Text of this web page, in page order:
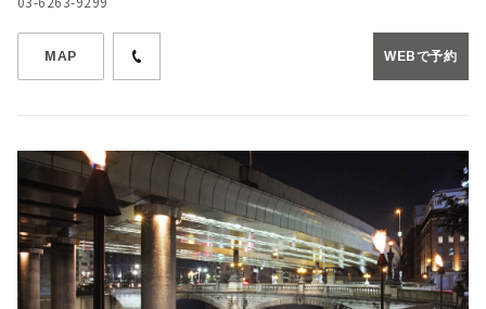
MAP WEBで予約